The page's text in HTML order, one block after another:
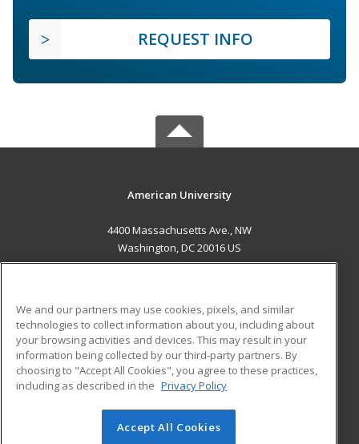
REQUEST INFO
American University
4400 Massachusetts Ave., NW
Washington, DC 20016 US
ADDITIONAL RESOURCES
Military
Financial Assistance
Help
Student Blog
© 2026 ed2go, a division of Cengage Learning. All rights
We and our partners may use cookies, pixels, and similar
technologies to collect information about you, including about
your browsing activities and devices. This may result in your
information being collected by our third-party partners. By
choosing to "Accept All Cookies", you agree to these practices,
including as described in the Privacy Policy
Accept All Cookies